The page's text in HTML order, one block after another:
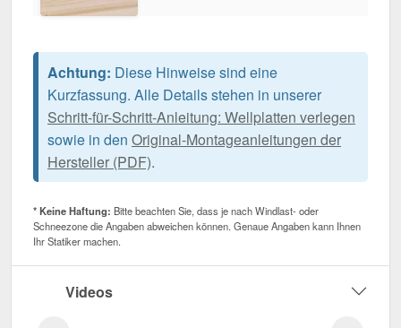
Achtung: Diese Hinweise sind eine
Kurzfassung. Alle Details stehen in unserer
Schritt-für-Schritt-Anleitung: Wellplatten verlegen
sowie in den Original-Montageanleitungen der
Hersteller (PDF).
* Keine Haftung: Bitte beachten Sie, dass je nach Windlast- oder
Schneezone die Angaben abweichen können. Genaue Angaben kann Ihnen
Ihr Statiker machen.
Videos